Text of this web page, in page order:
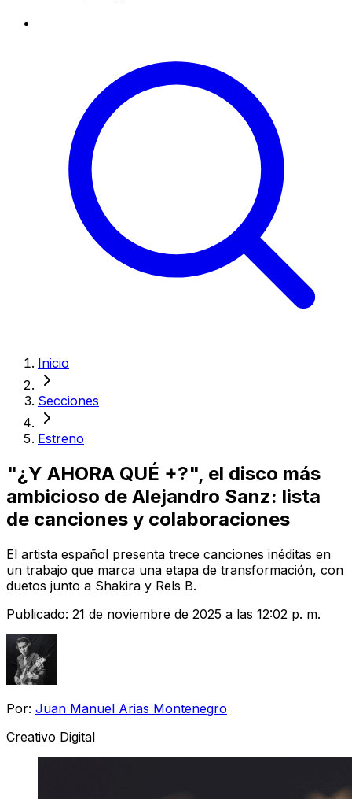
Inicio
Secciones
Estreno
"¿Y AHORA QUÉ +?", el disco más
ambicioso de Alejandro Sanz: lista
de canciones y colaboraciones
El artista español presenta trece canciones inéditas en
un trabajo que marca una etapa de transformación, con
duetos junto a Shakira y Rels B.
Publicado: 21 de noviembre de 2025 a las 12:02 p. m.
Por: Juan Manuel Arias Montenegro
Creativo Digital